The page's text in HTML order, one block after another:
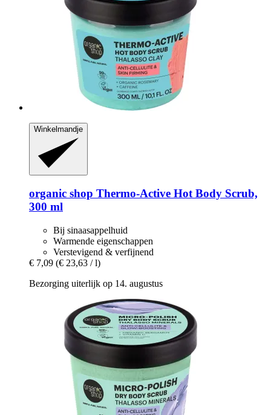
Winkelmandje
organic shop Thermo-​Active Hot Body Scrub,
300 ml
Bij sinaasappelhuid
Warmende eigenschappen
Verstevigend & verfijnend
€ 7,09 (€ 23,63 / l)
Bezorging uiterlijk op 14. augustus